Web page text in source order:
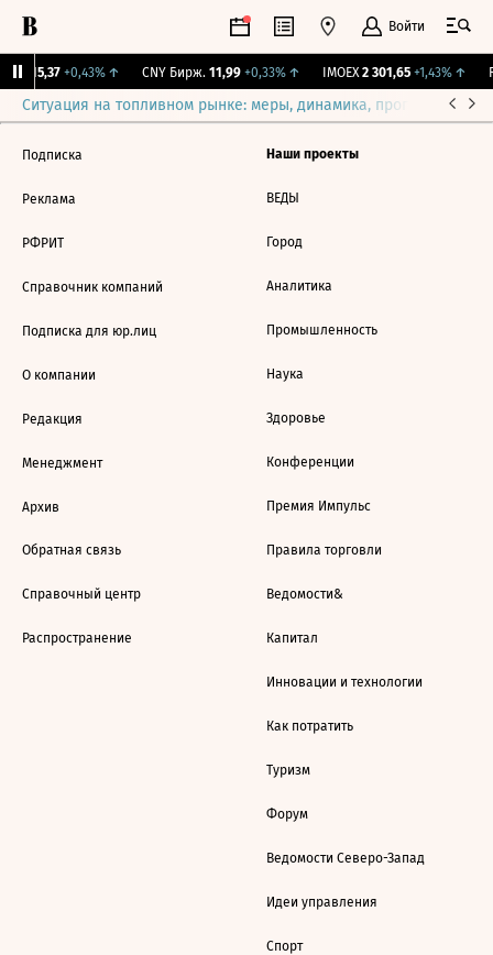
Войти
115,37 +0,43%↑ CNY Бирж. 11,99 +0,33%↑ IMOEX 2 301,65 +1,43%↑
Ситуация на топливном рынке: меры, динамика, прогнозы
Подписка
Реклама
РФРИТ
Справочник компаний
Подписка для юр.лиц
О компании
Редакция
Менеджмент
Архив
Обратная связь
Справочный центр
Распространение
Наши проекты
ВЕДЫ
Город
Аналитика
Промышленность
Наука
Здоровье
Конференции
Премия Импульс
Правила торговли
Ведомости&
Капитал
Инновации и технологии
Как потратить
Туризм
Форум
Ведомости Северо-Запад
Идеи управления
Спорт